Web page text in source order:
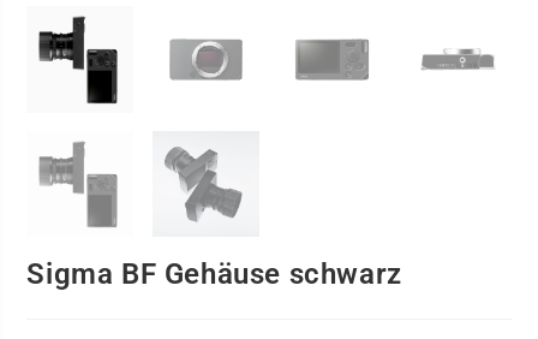
Sigma BF Gehäuse schwarz